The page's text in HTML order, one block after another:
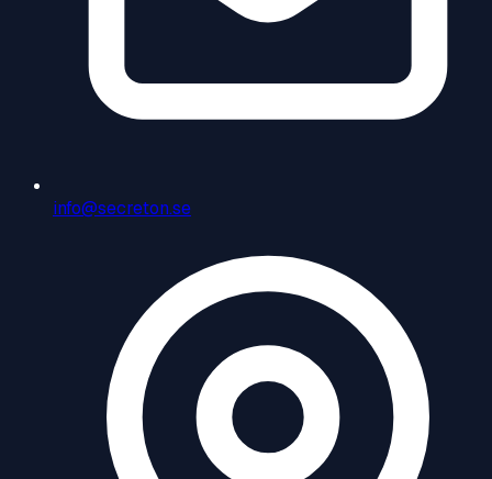
info@secreton.se